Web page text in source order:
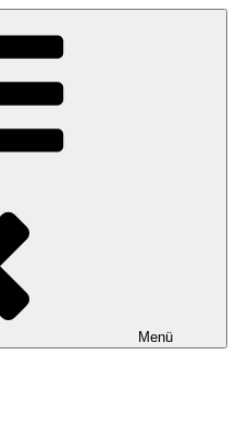
Menü